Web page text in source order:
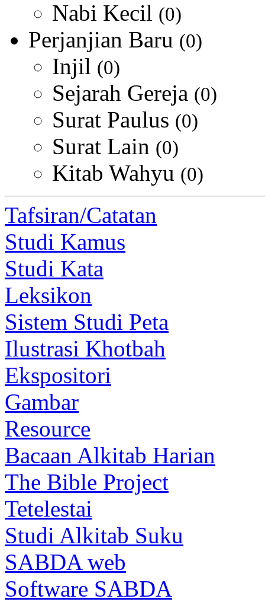
Nabi Kecil (0)
Perjanjian Baru (0)
Injil (0)
Sejarah Gereja (0)
Surat Paulus (0)
Surat Lain (0)
Kitab Wahyu (0)
Tafsiran/Catatan
Studi Kamus
Studi Kata
Leksikon
Sistem Studi Peta
Ilustrasi Khotbah
Ekspositori
Gambar
Resource
Bacaan Alkitab Harian
The Bible Project
Tetelestai
Studi Alkitab Suku
SABDA web
Software SABDA